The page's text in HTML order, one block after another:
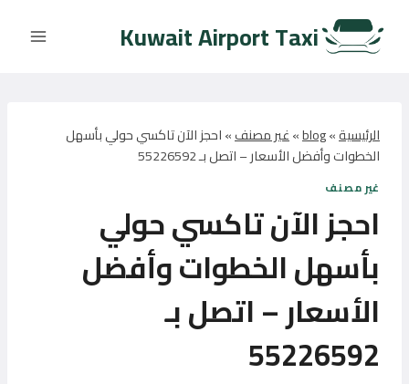
المحتوى
Kuwait Airport Taxi
الرئيسية»
blog
»غير مصنف»احجز الآن تاكسي حولي بأسهل
الخطوات وأفضل الأسعار – اتصل بـ 55226592
غير مصنف
احجز الآن تاكسي حولي
بأسهل الخطوات وأفضل
الأسعار – اتصل بـ
55226592